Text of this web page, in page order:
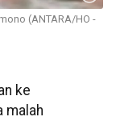
(ANTARA/HO -
ke
malah